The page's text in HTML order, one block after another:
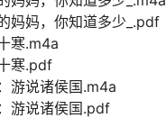
妈妈，你知道多少_.pdf
寒.m4a
寒.pdf
游说诸侯国.m4a
游说诸侯国.pdf